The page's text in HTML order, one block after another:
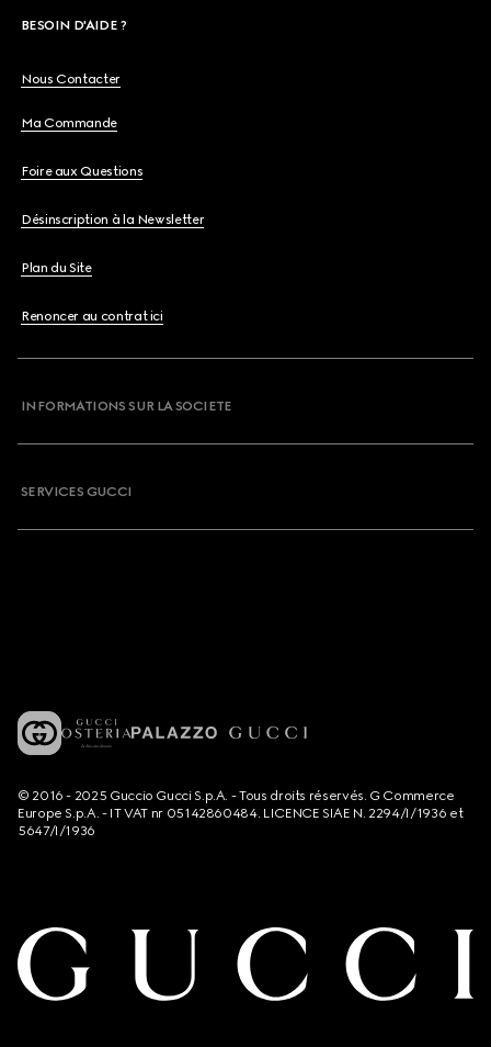
BESOIN D'AIDE ?
Nous Contacter
Ma Commande
Foire aux Questions
Désinscription à la Newsletter
Plan du Site
Renoncer au contrat ici
INFORMATIONS SUR LA SOCIETE
SERVICES GUCCI
© 2016 - 2025 Guccio Gucci S.p.A. - Tous droits réservés. G Commerce
Europe S.p.A. - IT VAT nr 05142860484. LICENCE SIAE N. 2294/I/1936 et
5647/I/1936